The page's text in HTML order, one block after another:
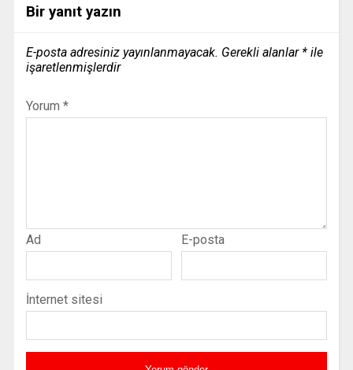
Bir yanıt yazın
E-posta adresiniz yayınlanmayacak. Gerekli alanlar *ile
işaretlenmişlerdir
Yorum *
Ad E-posta
İnternet sitesi